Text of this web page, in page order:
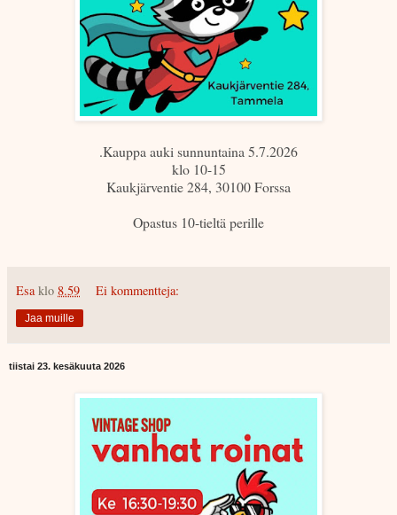
.Kauppa auki sunnuntaina 5.7.2026
klo 10-15
Kaukjärventie 284, 30100 Forssa
Opastus 10-tieltä perille
Esa klo 8.59 Ei kommentteja:
Jaa muille
tiistai 23. kesäkuuta 2026